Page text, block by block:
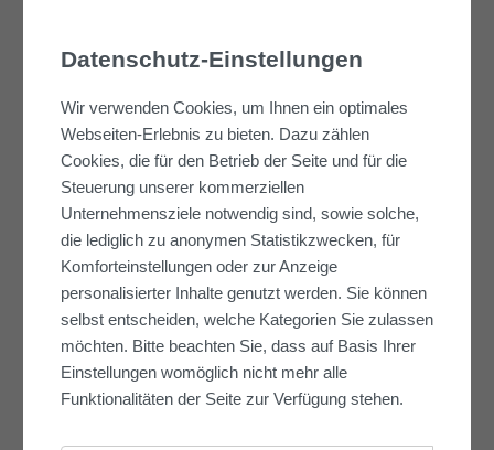
0
Mitarbeitende
0
Datenschutz-Einstellungen
Wir verwenden Cookies, um Ihnen ein optimales
Webseiten-Erlebnis zu bieten. Dazu zählen
Cookies, die für den Betrieb der Seite und für die
Steuerung unserer kommerziellen
Unternehmensziele notwendig sind, sowie solche,
die lediglich zu anonymen Statistikzwecken, für
Komforteinstellungen oder zur Anzeige
personalisierter Inhalte genutzt werden. Sie können
selbst entscheiden, welche Kategorien Sie zulassen
möchten. Bitte beachten Sie, dass auf Basis Ihrer
Einstellungen womöglich nicht mehr alle
Funktionalitäten der Seite zur Verfügung stehen.